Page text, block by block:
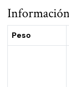
Peso